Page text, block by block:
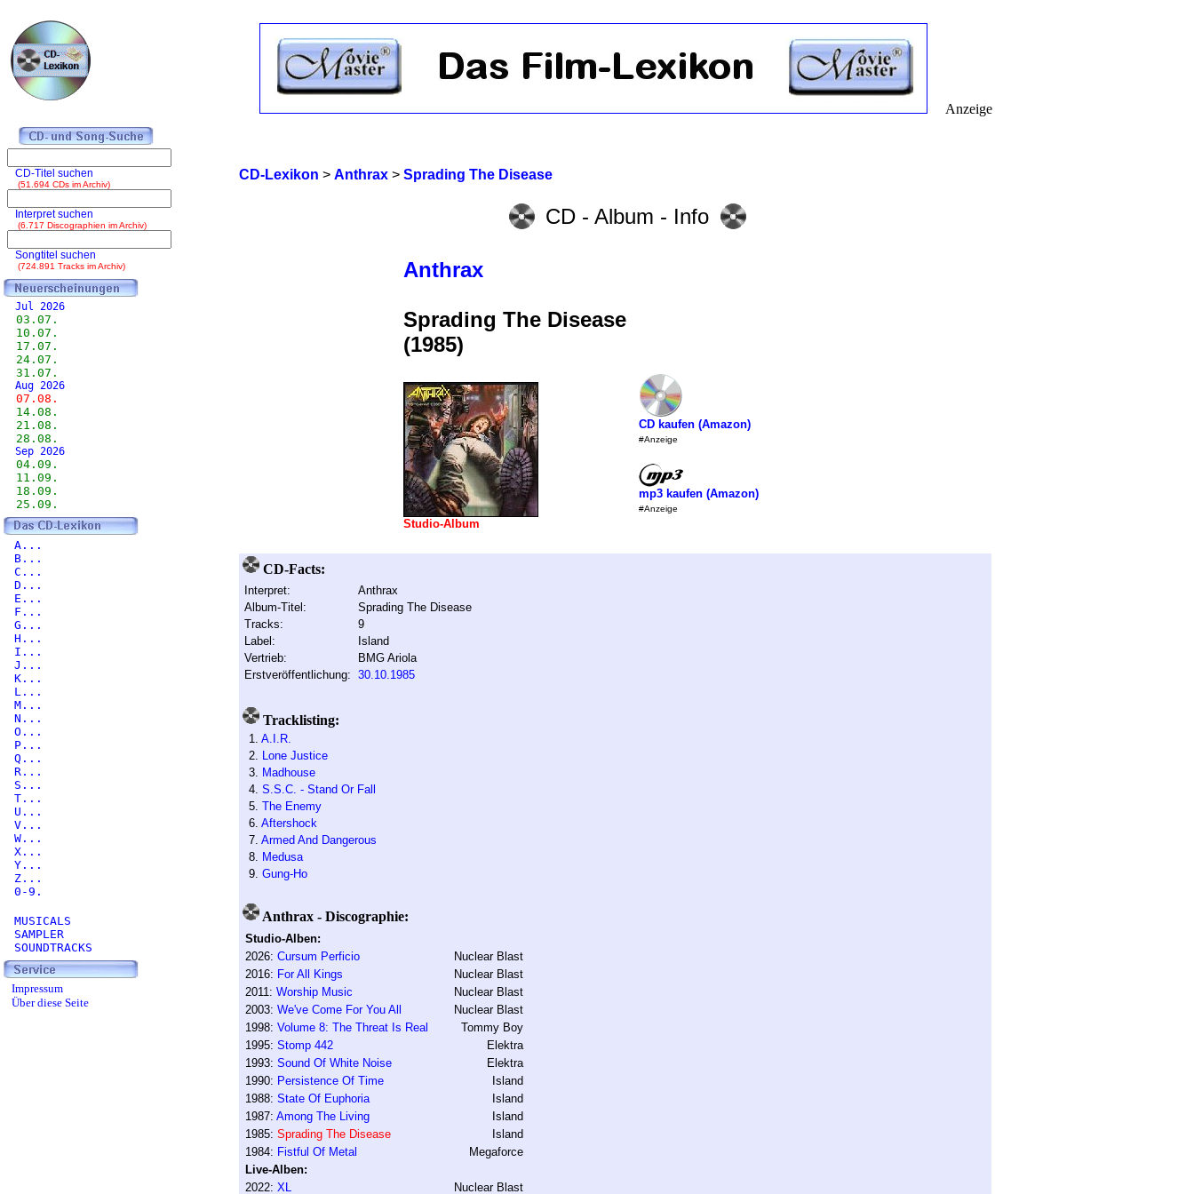
CD-Lexikon > Anthrax> Sprading The Disease
CD - Album - Info
Anthrax
Sprading The Disease
(1985)
Studio-Album
CD kaufen (Amazon)
#Anzeige
mp3 kaufen (Amazon)
#Anzeige
CD-Facts:
Interpret:
Anthrax
Album-Titel:
Sprading The Disease
Tracks:
9
Label:
Island
Vertrieb:
BMG Ariola
Erstveröffentlichung: 30.10.1985
Tracklisting:
1. A.I.R.
2. Lone Justice
3. Madhouse
4. S.S.C. - Stand Or Fall
5. The Enemy
6. Aftershock
7. Armed And Dangerous
8. Medusa
9. Gung-Ho
Anthrax - Discographie:
Studio-Alben:
2026: Cursum Perficio
Nuclear Blast
2016: For All Kings
Nuclear Blast
2011: Worship Music
Nuclear Blast
2003: We've Come For You All
Nuclear Blast
1998: Volume 8: The Threat Is Real
Tommy Boy
1995: Stomp 442
Elektra
1993: Sound Of White Noise
Elektra
1990: Persistence Of Time
Island
1988: State Of Euphoria
Island
1987: Among The Living
Island
1985: Sprading The Disease
Island
1984: Fistful Of Metal
Megaforce
Live-Alben:
2022: XL Nuclear Blast
Anzeige
CD-Titel suchen
(51.694 CDs im Archiv)
Interpret suchen
(6.717 Discographien im Archiv)
Songtitel suchen
(724.891 Tracks im Archiv)
Jul 2026
03.07.
10.07.
17.07.
24.07.
31.07.
Aug 2026
07.08.
14.08.
21.08.
28.08.
Sep 2026
04.09.
11.09.
18.09.
25.09.
A...
B...
C...
D...
E...
F...
G...
H...
I...
J...
K...
L...
M...
N...
O...
P...
Q...
R...
S...
T...
U...
V...
W...
X...
Y...
Z...
0-9.
MUSICALS
SAMPLER
SOUNDTRACKS
Impressum
Über diese Seite